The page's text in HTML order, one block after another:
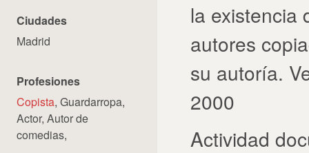
Ciudades
Madrid
Profesiones
Copista, Guardarropa,
Actor, Autor de
comedias,
la existencia
autores
su autoría.
2000
Actividad